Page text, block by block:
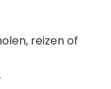
reizen of